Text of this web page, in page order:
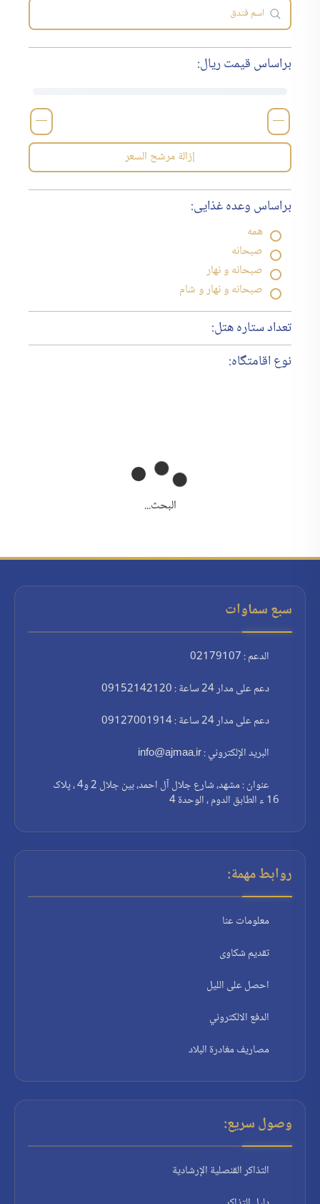
براساس قیمت ریال:
—
—
إزالة مرشح السعر
براساس وعده غذایی:
همه
صبحانه
صبحانه و نهار
صبحانه و نهار و شام
تعداد ستاره هتل:
نوع اقامتگاه:
البحث...
سبع سماوات
الدعم : 02179107
دعم على مدار 24 ساعة : 09152142120
دعم على مدار 24 ساعة : 09127001914
البريد الإلكتروني : info@ajmaa.ir
عنوان : مشهد، شارع جلال آل احمد، بين جلال 2 و4 ، پلاک
16 ء الطابق الدوم ، الوحدة 4
روابط مهمة:
معلومات عنا
تقديم شكاوى
احصل على الليل
الدفع الالكتروني
مصاريف مغادرة البلاد
وصول سريع:
التذاكر القنصلية الإرشادية